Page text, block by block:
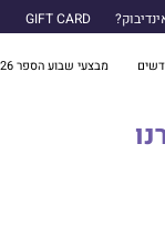
GIFT CARD
מבצעי שבוע הספר 2026